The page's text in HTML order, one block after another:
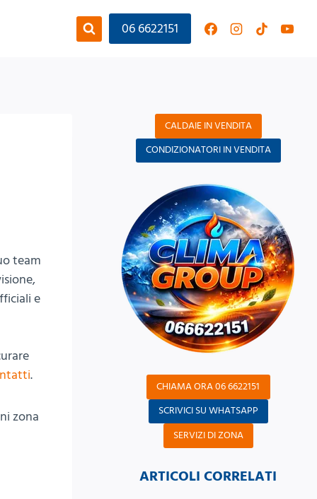
06 6622151
team
e
.
zona
CALDAIE IN VENDITA
CONDIZIONATORI IN VENDITA
CHIAMA ORA 06 6622151
SCRIVICI SU WHATSAPP
SERVIZI DI ZONA
ARTICOLI CORRELATI